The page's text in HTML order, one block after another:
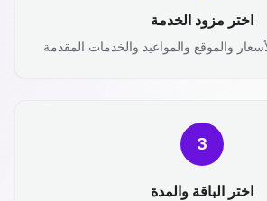
اختر مزود الخدمة
والموقع والمواعيد والخدمات المقدمة
3
اختر الباقة والمدة